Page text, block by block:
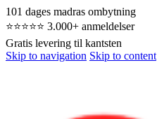
101 dages madras ombytning
⭐⭐⭐⭐⭐ 3.000+ anmeldelser
Gratis levering til kantsten
Skip to navigation Skip to content